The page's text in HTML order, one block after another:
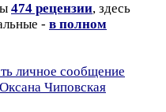
474 рецензии, здесь
- в полном
личное сообщение
Чиповская